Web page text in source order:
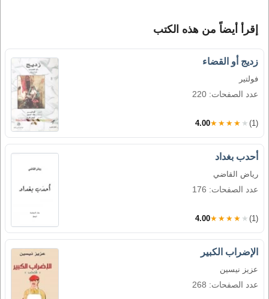
إقرأ أيضاً من هذه الكتب
زديج أو القضاء
فولتير
عدد الصفحات: 220
4.00★★★★★ (1)
أحدب بغداد
رياض القاضي
عدد الصفحات: 176
4.00★★★★★ (1)
الإضراب الكبير
عزيز نيسين
عدد الصفحات: 268